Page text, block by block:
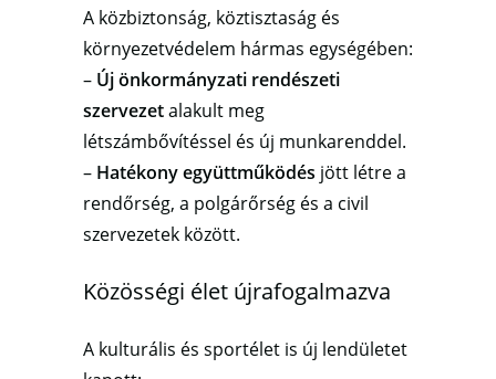
A közbiztonság, köztisztaság és
környezetvédelem hármas egységében:
– Új önkormányzati rendészeti
szervezetalakult meg
létszámbővítéssel és új munkarenddel.
– Hatékony együttműködés jött létre a
rendőrség, a polgárőrség és a civil
szervezetek között.
Közösségi élet újrafogalmazva
A kulturális és sportélet is új lendületet